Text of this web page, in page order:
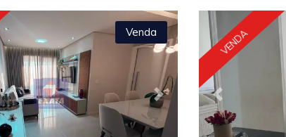
Next
Venda
Previous
VENDA